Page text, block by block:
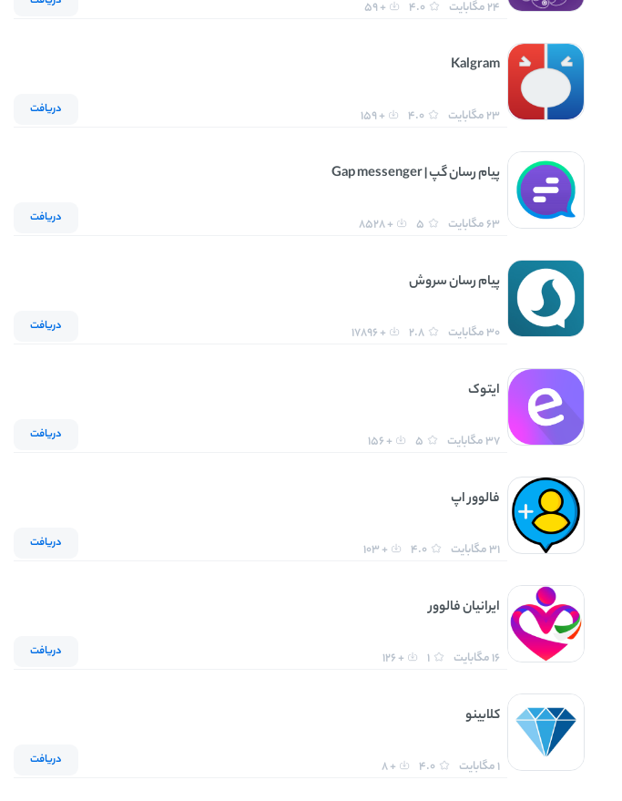
24 مگابایت 4.0
+ 59
Kalgram
23 مگابایت 4.0
+ 159 دریافت
پیام رسان گپ | Gap messenger
63 مگابایت 5
+ 8528 دریافت
پیام رسان سروش
30 مگابایت 2.8
+ 17896 دریافت
ایتوک
37 مگابایت 5
+ 156 دریافت
فالوور اپ
31 مگابایت 4.0
+ 103 دریافت
ایرانیان فالوور
16 مگابایت 1
+ 126 دریافت
کلابینو
1 مگابایت 4.0
+ 8 دریافت